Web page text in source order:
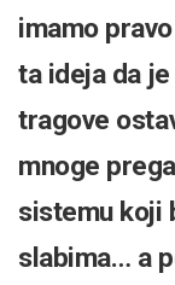
imamo
ta ideja da
tragove
mnoge
sistemu koji
slabima… a